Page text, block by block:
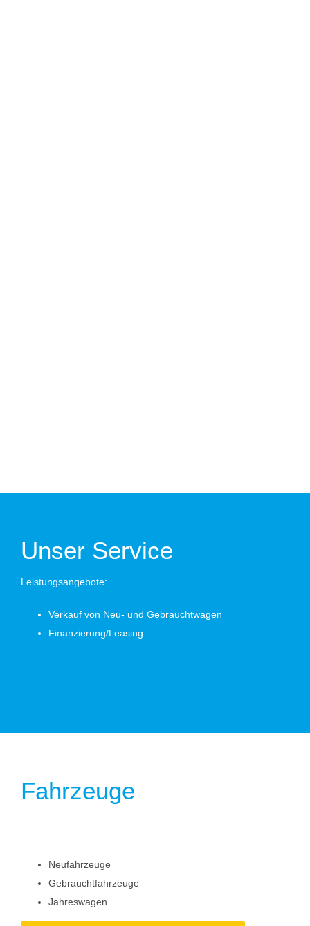
Unser Service
Leistungsangebote:
Verkauf von Neu- und Gebrauchtwagen
Finanzierung/Leasing
Fahrzeuge
Neufahrzeuge
Gebrauchtfahrzeuge
Jahreswagen